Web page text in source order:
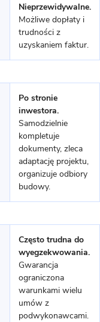
Nieprzewidywalne.
Możliwe dopłaty i
trudności z
uzyskaniem faktur.
Po stronie
inwestora.
Samodzielnie
kompletuje
dokumenty, zleca
adaptację projektu,
organizuje odbiory
budowy.
Często trudna do
wyegzekwowania.
Gwarancja
ograniczona
warunkami wielu
umów z
podwykonawcami.